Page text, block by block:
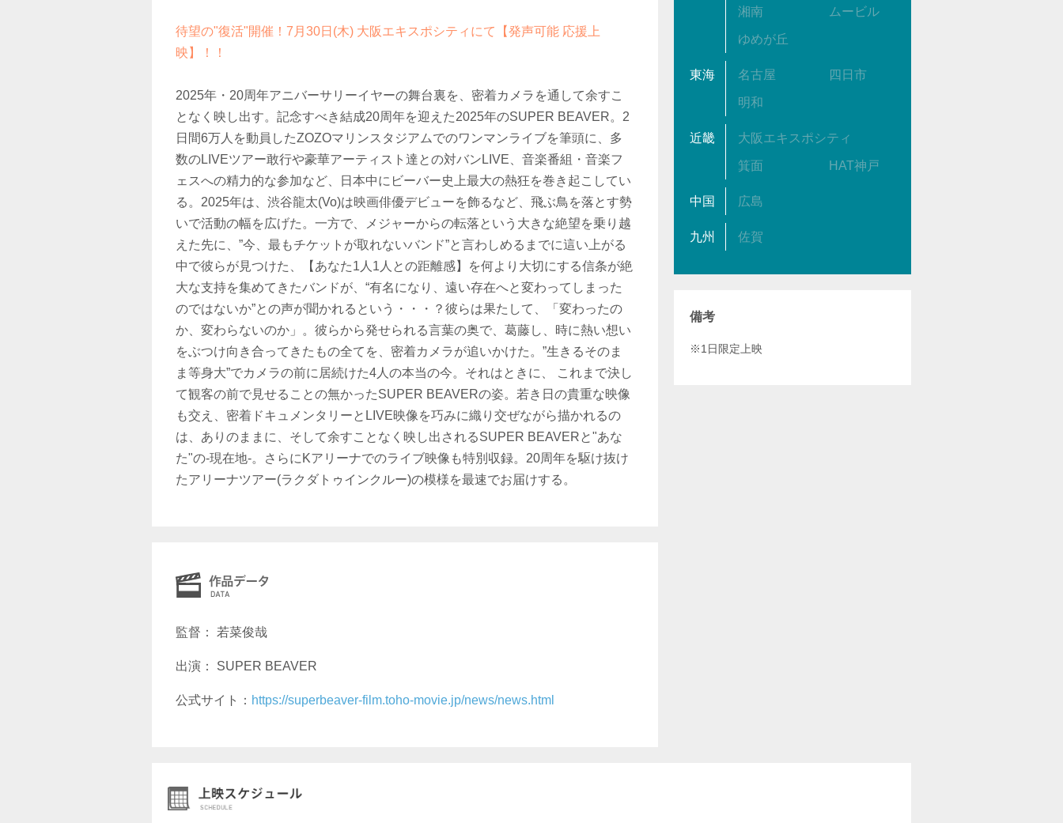
待望の"復活"開催！7月30日(木) 大阪エキスポシティにて【発声可能 応援上
映】！！
2025年・20周年アニバーサリーイヤーの舞台裏を、密着カメラを通して余すこ
となく映し出す。記念すべき結成20周年を迎えた2025年のSUPER BEAVER。2
日間6万人を動員したZOZOマリンスタジアムでのワンマンライブを筆頭に、多
数のLIVEツアー敢行や豪華アーティスト達との対バンLIVE、音楽番組・音楽フ
ェスへの精力的な参加など、日本中にビーバー史上最大の熱狂を巻き起こしてい
る。2025年は、渋谷龍太(Vo)は映画俳優デビューを飾るなど、飛ぶ鳥を落とす勢
いで活動の幅を広げた。一方で、メジャーからの転落という大きな絶望を乗り越
えた先に、”今、最もチケットが取れないバンド”と言わしめるまでに這い上がる
中で彼らが見つけた、【あなた1人1人との距離感】を何より大切にする信条が絶
大な支持を集めてきたバンドが、“有名になり、遠い存在へと変わってしまった
のではないか”との声が聞かれるという・・・？彼らは果たして、「変わったの
か、変わらないのか」。彼らから発せられる言葉の奥で、葛藤し、時に熱い想い
をぶつけ向き合ってきたもの全てを、密着カメラが追いかけた。”生きるそのま
ま等身大”でカメラの前に居続けた4人の本当の今。それはときに、 これまで決し
て観客の前で見せることの無かったSUPER BEAVERの姿。若き日の貴重な映像
も交え、密着ドキュメンタリーとLIVE映像を巧みに織り交ぜながら描かれるの
は、ありのままに、そして余すことなく映し出されるSUPER BEAVERと"あな
た"の-現在地-。さらにKアリーナでのライブ映像も特別収録。20周年を駆け抜け
たアリーナツアー(ラクダトゥインクルー)の模様を最速でお届けする。
監督： 若菜俊哉
出演： SUPER BEAVER
公式サイト： https://superbeaver-film.toho-movie.jp/news/news.html
湘南 ムービル
ゆめが丘
東海 名古屋 四日市
明和
近畿 大阪エキスポシティ
箕面 HAT神戸
中国 広島
九州 佐賀
備考
※1日限定上映